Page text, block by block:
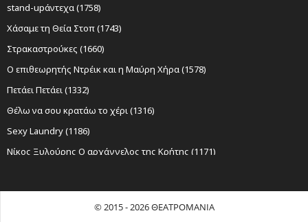
stand-upάντεχα (1758)
Χάσαμε τη Θεία Στοπ (1743)
Στρακαστρούκες (1660)
Ο επιθεωρητής Ντρέικ και η Μαύρη Χήρα (1578)
Πετάει Πετάει (1332)
Θέλω να σου κρατάω το χέρι (1316)
Sexy Laundry (1186)
Νίκος Ξυλούρης Ο αρχάγγελος της Κρήτης (1171)
Εκκλησιάζουσες | Γυναικες στην εξουσία (1050)
Όχι Άλλο Κάρβουνο (1039)© 2015 - 2026 ΘΕΑΤΡΟΜΑΝΙΑ